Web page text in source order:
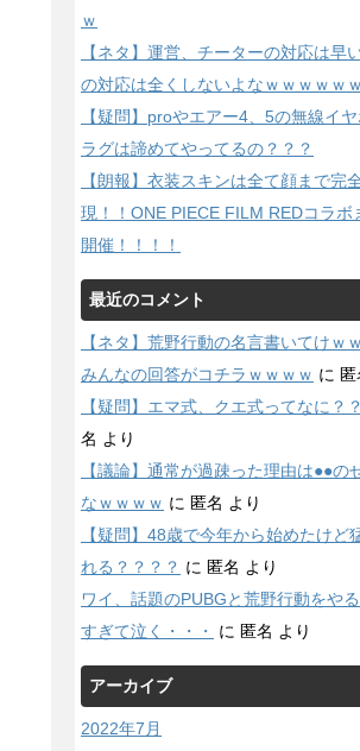
ｗ
【ネタ】運営、チーターの対応は早
の対応は全くしないよなｗｗｗｗｗｗ
【疑問】proやエアー4、5の無線イ
ラグは諦めてやってるの？？？
【朗報】衣装スキンは全て顔まで完
現！！ONE PIECE FILM REDコラボ
開催！！！！
最近のコメント
【ネタ】荒野行動の名言書いてけｗ
みんなの回答がコチラｗｗｗｗ に 匿
【疑問】エマ式、クエ式ってなに？
名 より
【議論】通常が過疎った理由は●●の
なｗｗｗｗ に 匿名 より
【疑問】48歳で今年から始めたけど
れる？？？？ に 匿名 より
ワイ、話題のPUBGと荒野行動をや
すぎて泣く・・・
に 匿名 より
アーカイブ
2022年7月